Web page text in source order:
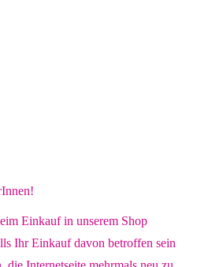
Einkauf in unserem Shop
Ihr Einkauf davon betroffen sein